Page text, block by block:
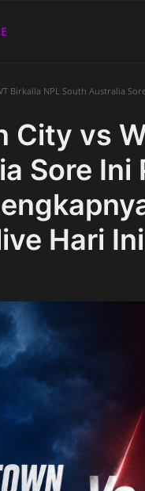
Birkalla NPL South Australia
City vs
Sore Ini
Hari Ini